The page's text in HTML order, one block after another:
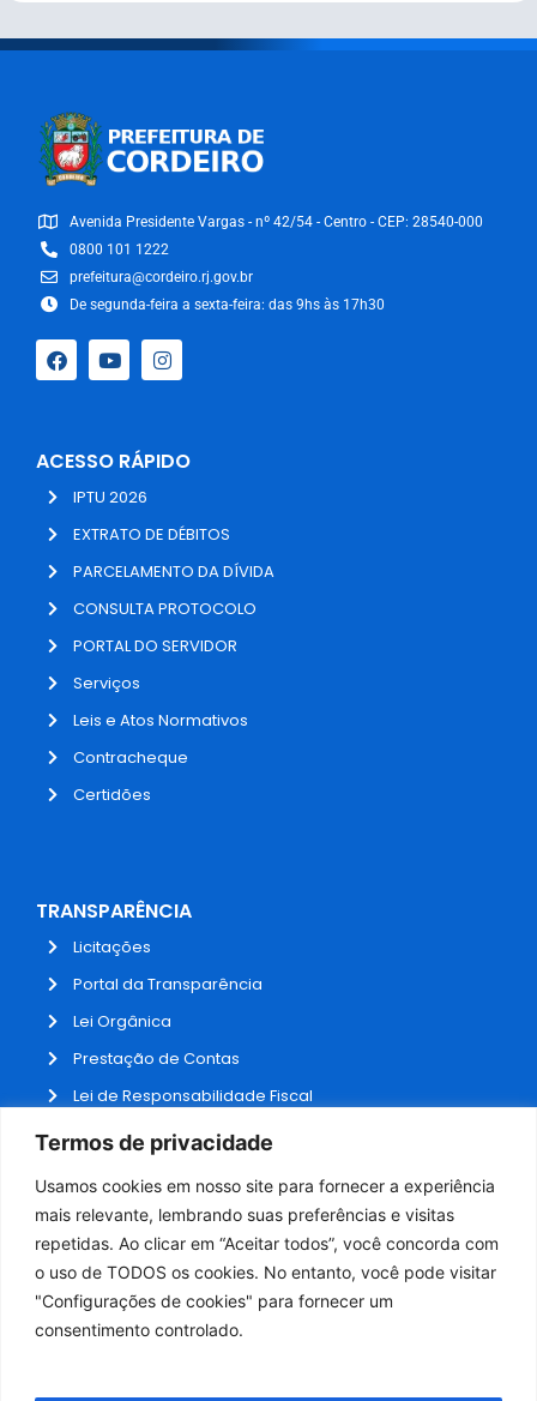
Termos de privacidade
Usamos cookies em nosso site para fornecer a experiência
mais relevante, lembrando suas preferências e visitas
repetidas. Ao clicar em “Aceitar todos”, você concorda com
o uso de TODOS os cookies. No entanto, você pode visitar
"Configurações de cookies" para fornecer um
consentimento controlado.
Avenida Presidente Vargas - nº 42/54 - Centro - CEP: 28540-000
0800 101 1222
prefeitura@cordeiro.rj.gov.br
De segunda-feira a sexta-feira: das 9hs às 17h30
ACESSO RÁPIDO
IPTU 2026
EXTRATO DE DÉBITOS
PARCELAMENTO DA DÍVIDA
CONSULTA PROTOCOLO
PORTAL DO SERVIDOR
Serviços
Leis e Atos Normativos
Contracheque
Certidões
TRANSPARÊNCIA
Licitações
Portal da Transparência
Lei Orgânica
Prestação de Contas
Lei de Responsabilidade Fiscal
Receitas e Despesas
Fale Conosco
ADMINISTRAÇÃO
Webmail